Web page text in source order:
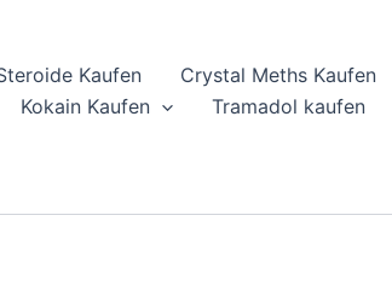
Kaufen Crystal Meths Kaufen
Kokain Kaufen Tramadol kaufen